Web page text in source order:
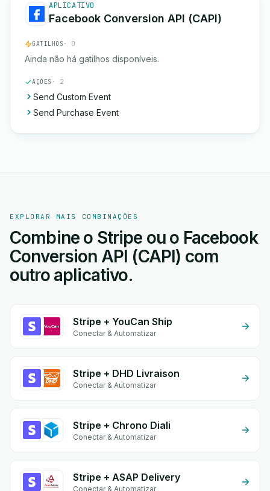
APLICATIVO
Facebook Conversion API (CAPI)
GATILHOS · 0
Ainda não há gatilhos disponíveis.
AÇÕES · 2
Send Custom Event
Send Purchase Event
EXPLORAR MAIS COMBINAÇÕES
Combine o Stripe ou o Facebook
Conversion API (CAPI) com
outro aplicativo.
Stripe + YouCan Ship
Conectar & Automatizar
Stripe + DHD Livraison
Conectar & Automatizar
Stripe + Chrono Diali
Conectar & Automatizar
Stripe + ASAP Delivery
Conectar & Automatizar